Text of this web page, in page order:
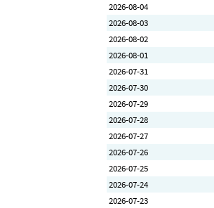
2026-08-04
2026-08-03
2026-08-02
2026-08-01
2026-07-31
2026-07-30
2026-07-29
2026-07-28
2026-07-27
2026-07-26
2026-07-25
2026-07-24
2026-07-23